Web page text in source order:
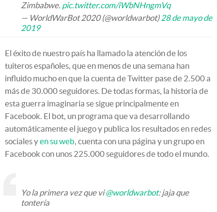
Zimbabwe. pic.twitter.com/iWbNHngmVq
— WorldWarBot 2020 (@worldwarbot)28 de mayo de
2019
El éxito de nuestro país ha llamado la atención de los
tuiteros españoles, que en menos de una semana han
influido mucho en que la cuenta de Twitter pase de 2.500 a
más de 30.000 seguidores. De todas formas, la historia de
esta guerra imaginaria se sigue principalmente en
Facebook. El bot, un programa que va desarrollando
automáticamente el juego y publica los resultados en redes
sociales yen su web, cuenta con una página y un grupo en
Facebook con unos 225.000 seguidores de todo el mundo.
Yo la primera vez que vi@worldwarbot: jaja que
tontería